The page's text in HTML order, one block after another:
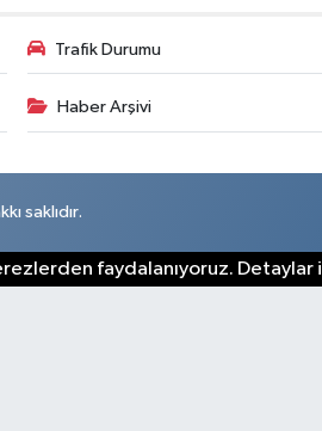
Trafik Durumu
Haber Arşivi
saklıdır.
faydalanıyoruz. Detaylar